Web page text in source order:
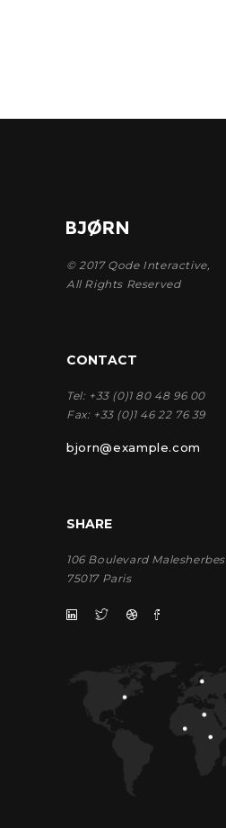
© 2017 Qode Interactive,
All Rights Reserved
CONTACT
Tel: +33 (0)1 80 48 96 00
Fax: +33 (0)1 46 22 76 39
bjorn@example.com
SHARE
106 Boulevard Malesherbes
75017 Paris